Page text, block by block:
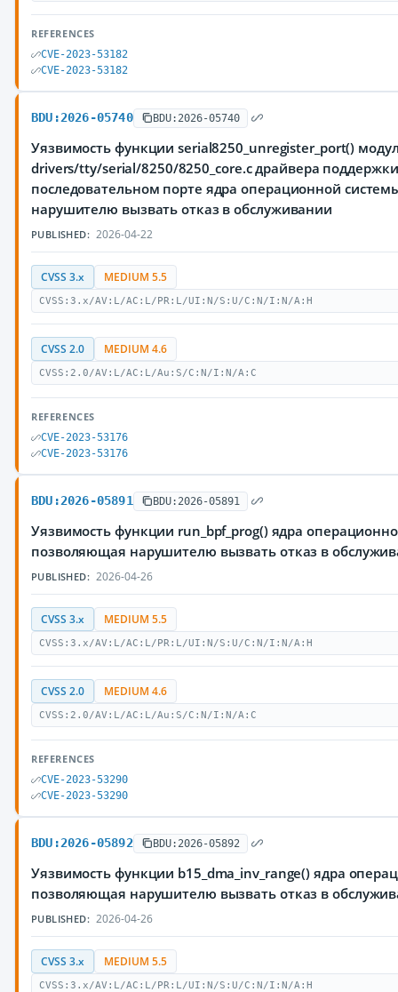
REFERENCES
CVE-2023-53182
CVE-2023-53182
BDU:2026-05740 BDU:2026-05740
Уязвимость функции serial8250_unregister_port()
drivers/tty/serial/8250/8250_core.c драйвера поддержки
последовательном порте ядра операционной
нарушителю вызвать отказ в обслуживании
PUBLISHED: 2026-04-22
CVSS 3.x MEDIUM 5.5
CVSS:3.x/AV:L/AC:L/PR:L/UI:N/S:U/C:N/I:N/A:H
CVSS 2.0 MEDIUM 4.6
CVSS:2.0/AV:L/AC:L/Au:S/C:N/I:N/A:C
REFERENCES
CVE-2023-53176
CVE-2023-53176
BDU:2026-05891 BDU:2026-05891
Уязвимость функции run_bpf_prog() ядра
позволяющая нарушителю вызвать отказ в
PUBLISHED: 2026-04-26
CVSS 3.x MEDIUM 5.5
CVSS:3.x/AV:L/AC:L/PR:L/UI:N/S:U/C:N/I:N/A:H
CVSS 2.0 MEDIUM 4.6
CVSS:2.0/AV:L/AC:L/Au:S/C:N/I:N/A:C
REFERENCES
CVE-2023-53290
CVE-2023-53290
BDU:2026-05892 BDU:2026-05892
Уязвимость функции b15_dma_inv_range() ядра
позволяющая нарушителю вызвать отказ в
PUBLISHED: 2026-04-26
CVSS 3.x MEDIUM 5.5
CVSS:3.x/AV:L/AC:L/PR:L/UI:N/S:U/C:N/I:N/A:H